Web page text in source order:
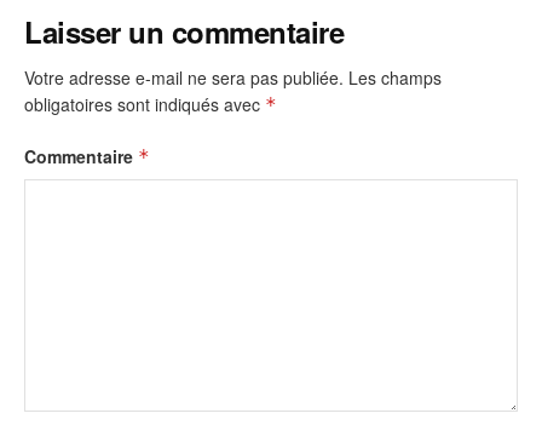
Laisser un commentaire
Votre adresse e-mail ne sera pas publiée. Les champs
obligatoires sont indiqués avec *
Commentaire *